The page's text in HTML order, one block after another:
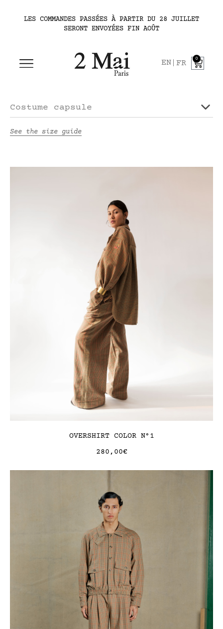
LES COMMANDES PASSÉES À PARTIR DU 28 JUILLET
SERONT ENVOYÉES FIN AOÛT
EN FR
0
Costume capsule
See the size guide
OVERSHIRT COLOR N°1
280,00€